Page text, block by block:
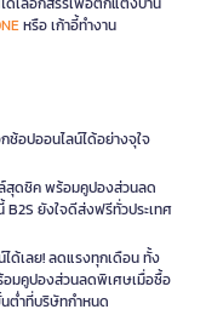
หรือ เก้าอี้ทำงาน
ช้อปออนไลน์ได้อย่างจุใจ
ล์สุดชิค พร้อมคูปองส่วนลด
B2S ยังใจดีส่งฟรีทั่วประเทศ
ด้เลย! ลดแรงทุกเดือน ทั้ง
อมคูปองส่วนลดพิเศษเมื่อซื้อ
ต่ำที่บริษัทกำหนด